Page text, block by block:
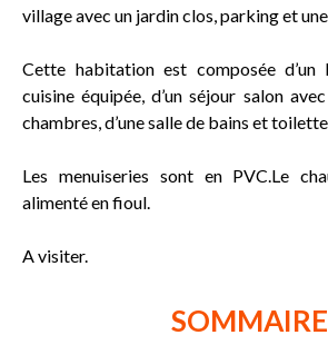
village avec un jardin clos, parking et
Cette habitation est composée d’un
cuisine équipée, d’un séjour salon
chambres, d’une salle de bains et
Les menuiseries sont en PVC.Le
alimenté en fioul.
A visiter.
SOMMAIRE